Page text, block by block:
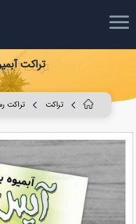
تراکت
تراکت تراکت